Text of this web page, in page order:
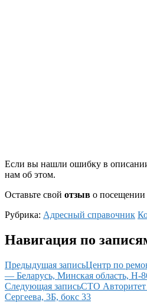
Если вы нашли ошибку в
нам об этом.
Оставьте свой отзыв о посещении
Рубрика: Адресный справочник
Навигация по
Предыдущая записьЦентр по
— Беларусь, Минская область, Н-
Следующая записьСТО Авторитет
Сергеева, 3Б, бокс 33